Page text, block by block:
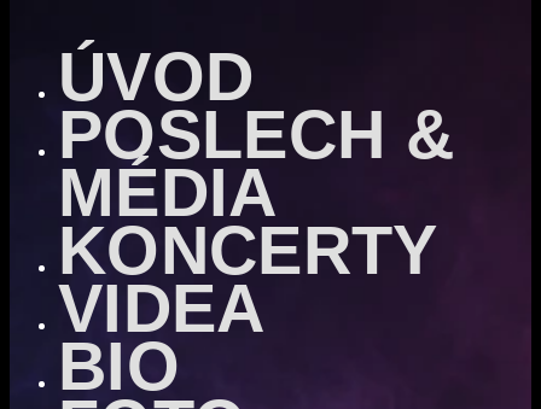
ÚVOD
POSLECH &
MÉDIA
KONCERTY
VIDEA
BIO